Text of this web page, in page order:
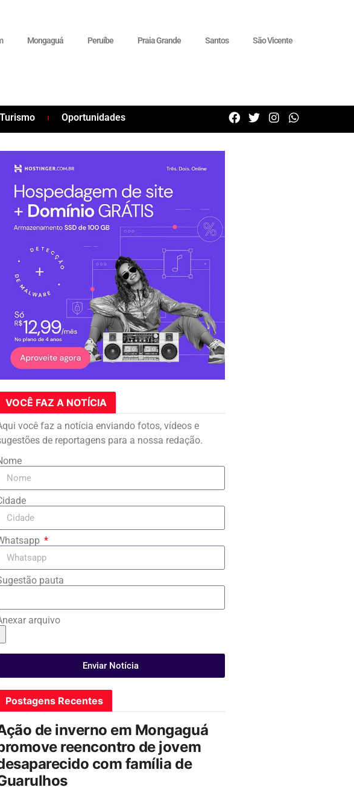
Mongaguá Peruíbe Praia Grande Santos São Vicente
Turismo Oportunidades
VOCÊ FAZ A NOTÍCIA
você faz a notícia enviando fotos, vídeos e
de reportagens para a nossa redação.
pauta
arquivo
Enviar Notícia
Postagens Recentes
de inverno em Mongaguá
reencontro de jovem
com família de